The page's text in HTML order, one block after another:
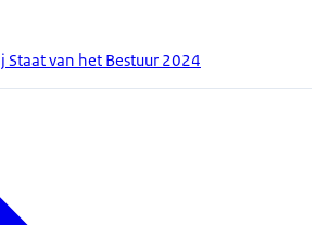
van het Bestuur 2024